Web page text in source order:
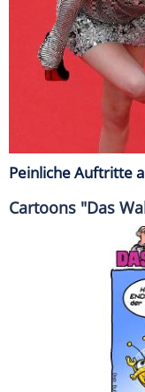
Peinliche Auftritte
Cartoons "Das